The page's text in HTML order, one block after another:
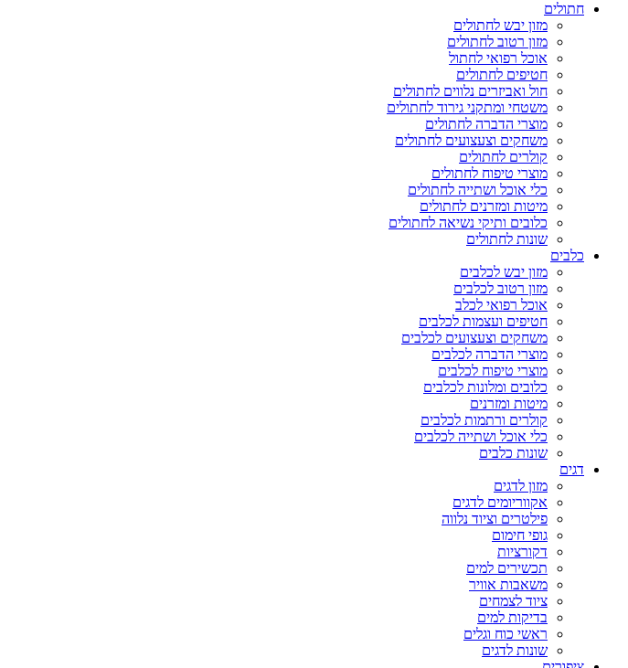
חתולים
מזון יבש לחתולים
מזון רטוב לחתולים
אוכל רפואי לחתול
חטיפים לחתולים
חול ואביזרים נלווים לחתולים
משטחי ומתקני גירוד לחתולים
מוצרי הדברה לחתולים
משחקים וצעצועים לחתולים
קולרים לחתולים
מוצרי טיפוח לחתולים
כלי אוכל ושתייה לחתולים
מיטות ומזרנים לחתולים
כלובים ותיקי נשיאה לחתולים
שונות לחתולים
כלבים
מזון יבש לכלבים
מזון רטוב לכלבים
אוכל רפואי לכלב
חטיפים ועצמות לכלבים
משחקים וצעצועים לכלבים
מוצרי הדברה לכלבים
מוצרי טיפוח לכלבים
כלובים ומלונות לכלבים
מיטות ומזרנים
קולרים ורתמות לכלבים
כלי אוכל ושתייה לכלבים
שונות כלבים
דגים
מזון לדגים
אקווריומים לדגים
פילטרים וציוד נלווה
גופי חימום
דקורציות
תכשירים למים
משאבות אוויר
ציוד לצמחים
בדיקות למים
ראשי כוח וגלים
שונות לדגים